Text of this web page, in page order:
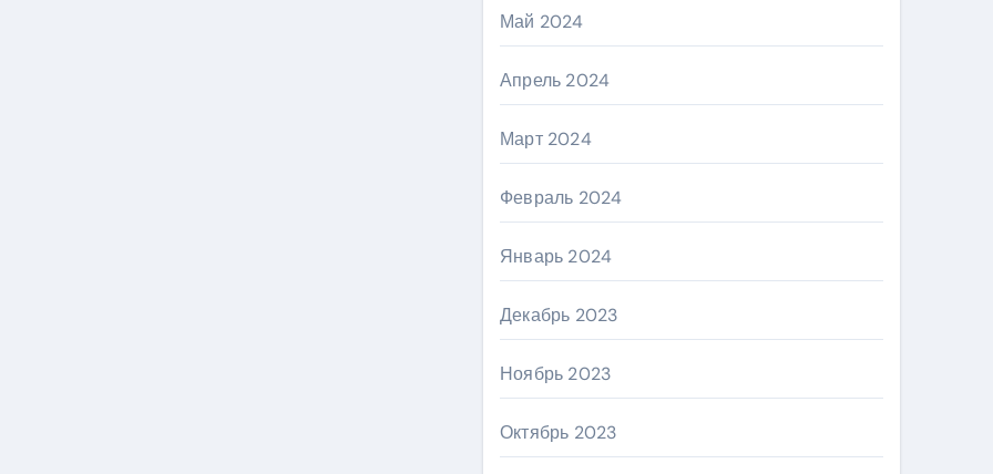
Май 2024
Апрель 2024
Март 2024
Февраль 2024
Январь 2024
Декабрь 2023
Ноябрь 2023
Октябрь 2023